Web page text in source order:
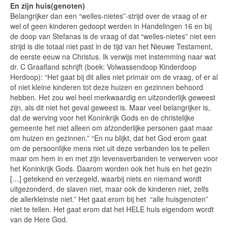
En zijn huis(genoten)
Belangrijker dan een “welles-nietes”-strijd over de vraag of er
wel of geen kinderen gedoopt werden in Handelingen 16 en bij
de doop van Stefanas is de vraag of dat “welles-nietes” niet een
strijd is die totaal niet past in de tijd van het Nieuwe Testament,
de eerste eeuw na Christus. Ik verwijs met instemming naar wat
dr. C Graafland schrijft (boek: Volwassendoop Kinderdoop
Herdoop): “Het gaat bij dit alles niet primair om de vraag, of er al
of niet kleine kinderen tot deze huizen en gezinnen behoord
hebben. Het zou wel heel merkwaardig en uitzonderlijk geweest
zijn, als dit niet het geval geweest is. Maar veel belangrijker is,
dat de werving voor het Koninkrijk Gods en de christelijke
gemeente het niet alleen om afzonderlijke personen gaat maar
om huizen en gezinnen.” “En nu blijkt, dat het God erom gaat
om de persoonlijke mens niet uit deze verbanden los te pellen
maar om hem in en met zijn levensverbanden te verwerven voor
het Koninkrijk Gods. Daarom worden ook het huis en het gezin
[…] getekend en verzegeld, waarbij niets en niemand wordt
uitgezonderd, de slaven niet, maar ook de kinderen niet, zelfs
de allerkleinste niet.” Het gaat erom bij het “alle huisgenoten”
niet te tellen. Het gaat erom dat het HELE huis eigendom wordt
van de Here God.